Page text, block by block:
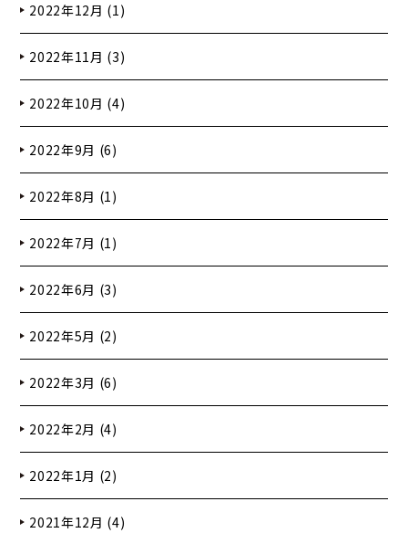
2022年12月 (1)
2022年11月 (3)
2022年10月 (4)
2022年9月 (6)
2022年8月 (1)
2022年7月 (1)
2022年6月 (3)
2022年5月 (2)
2022年3月 (6)
2022年2月 (4)
2022年1月 (2)
2021年12月 (4)